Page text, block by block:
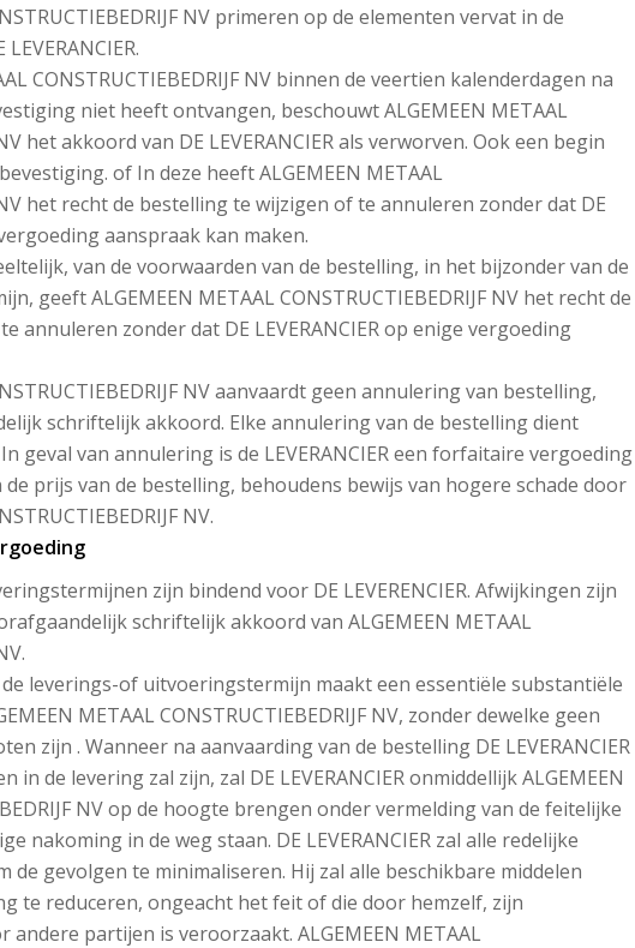
NV primeren op de elementen vervat in de
CONSTRUCTIEBEDRIJF NV binnen de veertien kalenderdagen na
niet heeft ontvangen, beschouwt ALGEMEEN METAAL
het akkoord van DE LEVERANCIER als verworven. Ook een begin
of In deze heeft ALGEMEEN METAAL
NV het recht de bestelling te wijzigen of te annuleren zonder dat DE
aanspraak kan maken.
van de voorwaarden van de bestelling, in het bijzonder van de
geeft ALGEMEEN METAAL CONSTRUCTIEBEDRIJF NV het recht de
annuleren zonder dat DE LEVERANCIER op enige vergoeding
NV aanvaardt geen annulering van bestelling,
schriftelijk akkoord. Elke annulering van de bestelling dient
geval van annulering is de LEVERANCIER een forfaitaire vergoeding
de prijs van de bestelling, behoudens bewijs van hogere schade door
NV.
zijn bindend voor DE LEVERENCIER. Afwijkingen zijn
schriftelijk akkoord van ALGEMEEN METAAL
leverings-of uitvoeringstermijn maakt een essentiële substantiële
METAAL CONSTRUCTIEBEDRIJF NV, zonder dewelke geen
zijn . Wanneer na aanvaarding van de bestelling DE LEVERANCIER
de levering zal zijn, zal DE LEVERANCIER onmiddellijk ALGEMEEN
NV op de hoogte brengen onder vermelding van de feitelijke
nakoming in de weg staan. DE LEVERANCIER zal alle redelijke
de gevolgen te minimaliseren. Hij zal alle beschikbare middelen
te reduceren, ongeacht het feit of die door hemzelf, zijn
partijen is veroorzaakt. ALGEMEEN METAAL